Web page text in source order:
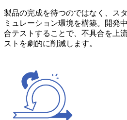
製品の完成を待つのではなく、ス
ミュレーション環境を構築。開発
合テストすることで、不具合を上
ストを劇的に削減します。